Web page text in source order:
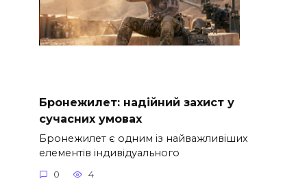
Бронежилет: надійний захист у
сучасних умовах
Бронежилет є одним із найважливіших
елементів індивідуального
0 4